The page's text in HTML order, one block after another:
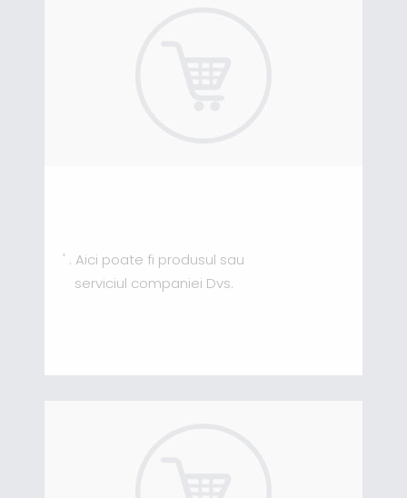
' . Aici poate fi produsul sau
serviciul companiei Dvs.